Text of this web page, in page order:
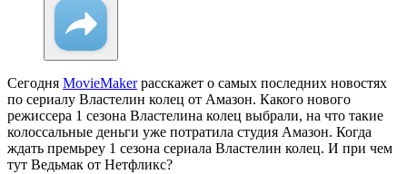
Сегодня MovieMakerрасскажет о самых последних новостях
по сериалу Властелин колец от Амазон. Какого нового
режиссера 1 сезона Властелина колец выбрали, на что такие
колоссальные деньги уже потратила студия Амазон. Когда
ждать премьреу 1 сезона сериала Властелин колец. И при чем
тут Ведьмак от Нетфликс?